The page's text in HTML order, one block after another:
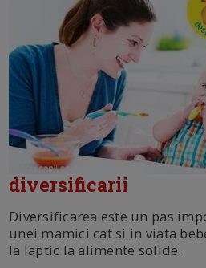
diversificarii
Diversificarea este un pas
unei mamici cat si in viata
la laptic la alimente solide.